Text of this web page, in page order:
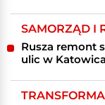
SAMORZĄD I
Rusza remont
ulic w